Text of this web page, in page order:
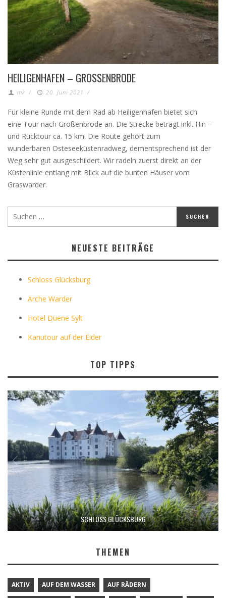
HEILIGENHAFEN – GROSSENBRODE
mk / 20. Juni 2021 /
Für kleine Runde mit dem Rad ab Heiligenhafen bietet sich
eine Tour nach Großenbrode an. Die Strecke beträgt inkl. Hin –
und Rücktour ca. 15 km. Die Route gehört zum
wunderbaren Osteseeküstenradweg, dementsprechend ist der
Weg sehr gut ausgeschildert. Wir radeln zuerst direkt an der
Küstenlinie entlang mit Blick auf die bunten Häuser vom
Graswarder.
NEUESTE BEITRÄGE
Schloss Glücksburg
Arche Warder
Hotel Duene Sylt
Kanutour auf der Eider
TOP TIPPS
SCHLOSS GLÜCKSBURG
THEMEN
AKTIV AUF DEM WASSER AUF RÄDERN